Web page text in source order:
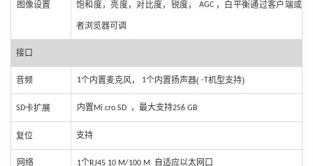
图像设置 饱和度，亮度，对比度，锐度， AGC ，白平衡通过客户端或
者浏览器可调
接口
音频 1个内置麦克风， 1个内置扬声器( -T机型支持)
SD卡扩展 内置 Mi cro SD ，最大支持256 G B
复位 支持
网络 1个RJ45 10 M/100 M 自适应以太网口